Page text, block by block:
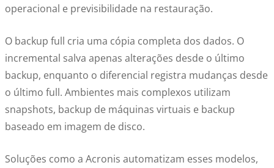
operacional e previsibilidade na restauração.
O backup full cria uma cópia completa dos dados. O
incremental salva apenas alterações desde o último
backup, enquanto o diferencial registra mudanças desde
o último full. Ambientes mais complexos utilizam
snapshots, backup de máquinas virtuais e backup
baseado em imagem de disco.
Soluções como a Acronis automatizam esses modelos,